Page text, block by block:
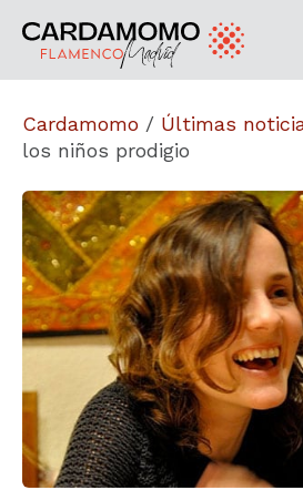
Cardamomo / Últimas
los niños prodigio